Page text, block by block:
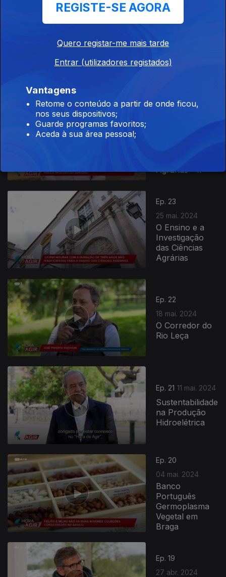
VI Energy and
Climate Summit
- "Mobilidade e
Agrárias - II
Ep. 23
25 mai. 2024
O Ensino e a
Investigação
das Ciências
Agrárias
Ep. 22
18 mai. 2024
O Corredor do
Rio Leça
Ep. 21 11 mai. 2024
Sustentabilidade
na Produção
Hidroelétrica
Ep. 20
04 mai. 2024
Banco
Português
Germoplasma
Vegetal em
Braga
766641
Ep. 19
27 abr. 2024
REGISTE-SE AGORA
Quero registar-me mais tarde
Entrar (utilizadores registados)
Vantagens
Retome o conteúdo a partir de onde ficou,
nos seus dispositivos;
Guarde programas favoritos;
Aceda à sua área pessoal;